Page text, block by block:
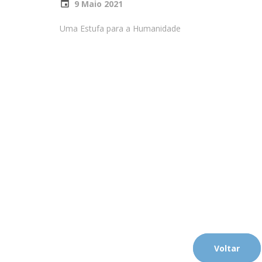
9 Maio 2021
Uma Estufa para a Humanidade
Voltar